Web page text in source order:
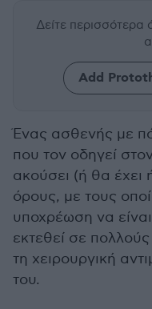
Δείτε
Add
Ένας ασθενής με
που τον οδηγεί
ακούσει (ή θα έχει
όρους, με τους
υποχρέωση να
εκτεθεί σε
τη χειρουργική
του.